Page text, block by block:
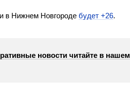
в Нижнем Новгороде будет +26.
новости читайте в нашем